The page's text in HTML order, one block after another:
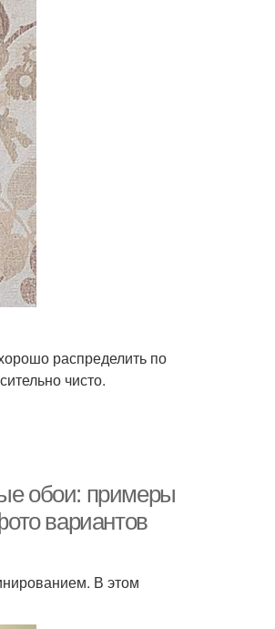
распределить по
чисто.
обои: примеры
вариантов
В этом